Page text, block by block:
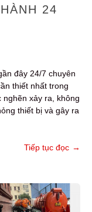
24
đây 24/7 chuyên
thiết nhất trong
nghẽn xảy ra, không
thiết bị và gây ra
Tiếp tục đọc →